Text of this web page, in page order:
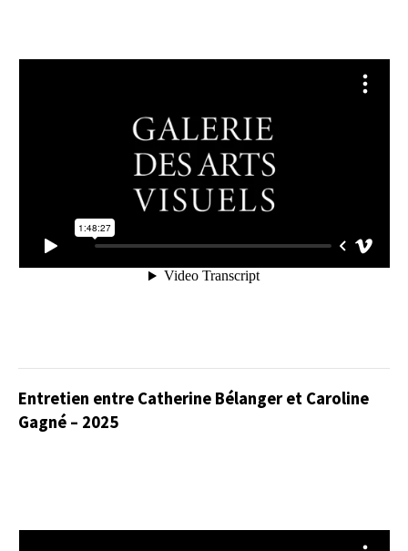
Entretien entre Catherine Bélanger et Caroline
Gagné – 2025